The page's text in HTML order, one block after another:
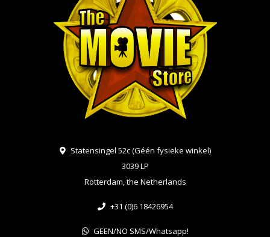
Statensingel 52c (Géén fysieke winkel)
3039 LP
Rotterdam, the Netherlands
+31 (0)6 18426954
GEEN/NO SMS/Whatsapp!